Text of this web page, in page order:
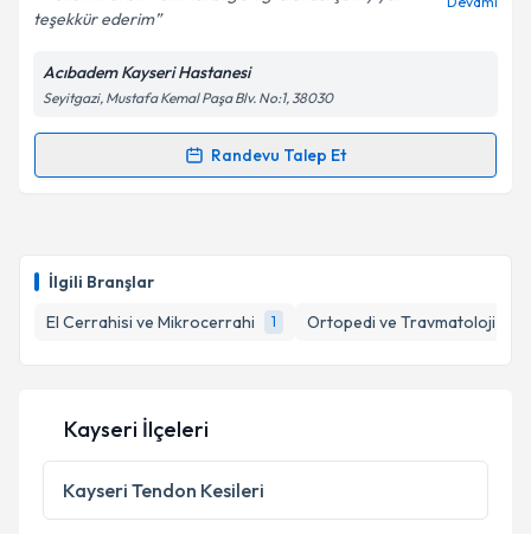
İlgili Branşlar
El Cerrahisi ve Mikrocerrahi
1 Ortopedi ve Travmatoloji
teşekkür ederim
Acıbadem Kayseri Hastanesi
Seyitgazi, Mustafa Kemal Paşa Blv. No:1, 38030
Randevu Talep Et
Randevu Takvimi Talebi
takvim hazırlandığında e-posta ile bilgilendireceğiz.
Kişisel verilerimin işlenmesine ilişkinAydınlatma
Metni
'ni okudum ve kişisel verilerimin belirtilen
kapsamda işlenmesini kabul ediyorum.
Kayseri İlçeleri
Kayseri Tendon Kesileri